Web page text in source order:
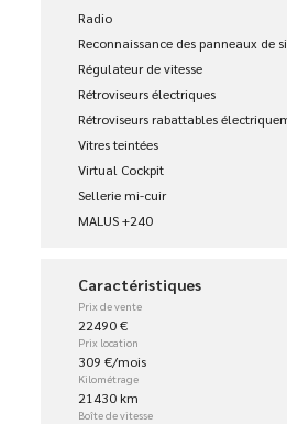
Radio
Reconnaissance des panneaux de
Régulateur de vitesse
Rétroviseurs électriques
Rétroviseurs rabattables
Vitres teintées
Virtual Cockpit
Sellerie mi-cuir
MALUS +240
Caractéristiques
Prix de vente
22490 €
Prix location
309 €/mois
Kilométrage
21430 km
Boîte de vitesse